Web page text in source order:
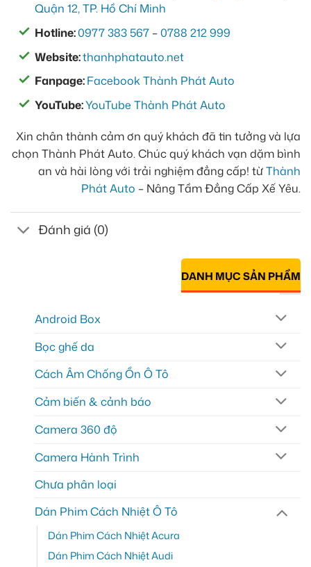
Quận 12, TP. Hồ Chí Minh
Hotline:0977 383 567 –0788 212 999
Website:thanhphatauto.net
Fanpage:Facebook Thành Phát Auto
YouTube:YouTube Thành Phát Auto
Xin chân thành cảm ơn quý khách đã tin tưởng và lựa
chọn Thành Phát Auto. Chúc quý khách vạn dặm bình
an và hài lòng với trải nghiệm đẳng cấp! từThành
Phát Auto – Nâng Tầm Đẳng Cấp Xế Yêu.
Đánh giá (0)
DANH MỤC SẢN PHẨM
Android Box
Bọc ghế da
Cách Âm Chống Ồn Ô Tô
Cảm biến & cảnh báo
Camera 360 độ
Camera Hành Trình
Chưa phân loại
Dán Phim Cách Nhiệt Ô Tô
Dán Phim Cách Nhiệt Acura
Dán Phim Cách Nhiệt Audi